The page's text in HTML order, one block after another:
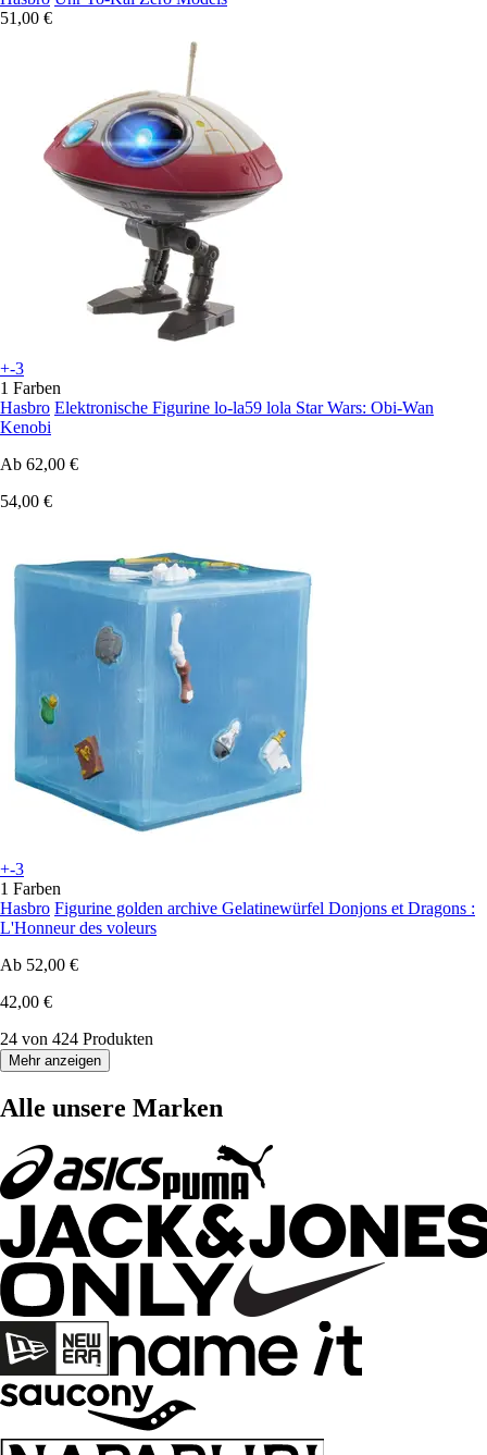
51,00 €
+-3
1 Farben
Hasbro Elektronische Figurine lo-la59 lola Star Wars: Obi-Wan
Kenobi
Ab 62,00 €
54,00 €
+-3
1 Farben
Hasbro Figurine golden archive Gelatinewürfel Donjons et Dragons :
L'Honneur des voleurs
Ab 52,00 €
42,00 €
24 von 424 Produkten
Mehr anzeigen
Alle unsere Marken